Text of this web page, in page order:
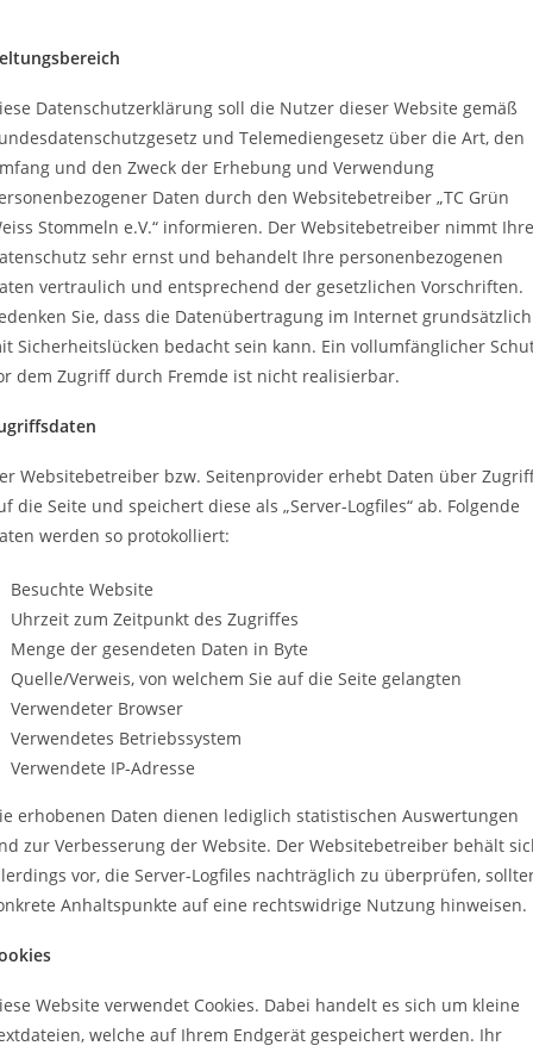
Datenschutzerklärung soll die Nutzer dieser Website gemäß
und Telemediengesetz über die Art, den
und den Zweck der Erhebung und Verwendung
Daten durch den Websitebetreiber „TC Grün
Stommeln e.V.“ informieren. Der Websitebetreiber nimmt
sehr ernst und behandelt Ihre personenbezogenen
vertraulich und entsprechend der gesetzlichen Vorschriften.
Sie, dass die Datenübertragung im Internet grundsätzlich
Sicherheitslücken bedacht sein kann. Ein vollumfänglicher
dem Zugriff durch Fremde ist nicht realisierbar.
Websitebetreiber bzw. Seitenprovider erhebt Daten über
die Seite und speichert diese als „Server-Logfiles“ ab. Folgende
werden so protokolliert:
Besuchte Website
Uhrzeit zum Zeitpunkt des Zugriffes
Menge der gesendeten Daten in Byte
Quelle/Verweis, von welchem Sie auf die Seite gelangten
Verwendeter Browser
Verwendetes Betriebssystem
Verwendete IP-Adresse
erhobenen Daten dienen lediglich statistischen Auswertungen
zur Verbesserung der Website. Der Websitebetreiber behält
vor, die Server-Logfiles nachträglich zu überprüfen,
Anhaltspunkte auf eine rechtswidrige Nutzung hinweisen.
Website verwendet Cookies. Dabei handelt es sich um kleine
welche auf Ihrem Endgerät gespeichert werden. Ihr